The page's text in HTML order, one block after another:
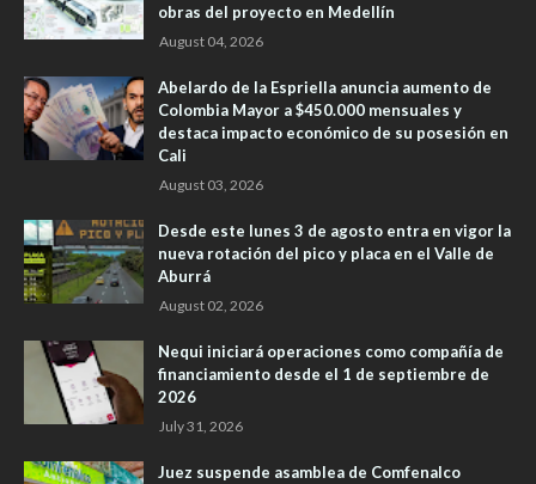
obras del proyecto en Medellín
August 04, 2026
Abelardo de la Espriella anuncia aumento de
Colombia Mayor a $450.000 mensuales y
destaca impacto económico de su posesión en
Cali
August 03, 2026
Desde este lunes 3 de agosto entra en vigor la
nueva rotación del pico y placa en el Valle de
Aburrá
August 02, 2026
Nequi iniciará operaciones como compañía de
financiamiento desde el 1 de septiembre de
2026
July 31, 2026
Juez suspende asamblea de Comfenalco